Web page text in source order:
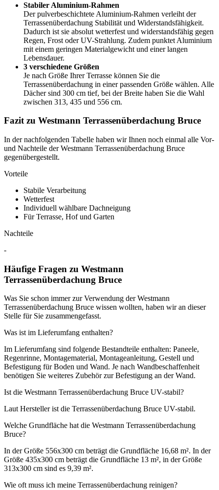
Stabiler Aluminium-Rahmen
Der pulverbeschichtete Aluminium-Rahmen verleiht der
Terrassenüberdachung Stabilität und Widerstandsfähigkeit.
Dadurch ist sie absolut wetterfest und widerstandsfähig gegen
Regen, Frost oder UV-Strahlung. Zudem punktet Aluminium
mit einem geringen Materialgewicht und einer langen
Lebensdauer.
3 verschiedene Größen
Je nach Größe Ihrer Terrasse können Sie die
Terrassenüberdachung in einer passenden Größe wählen. Alle
Dächer sind 300 cm tief, bei der Breite haben Sie die Wahl
zwischen 313, 435 und 556 cm.
Fazit zu Westmann Terrassenüberdachung Bruce
In der nachfolgenden Tabelle haben wir Ihnen noch einmal alle Vor-
und Nachteile der Westmann Terrassenüberdachung Bruce
gegenübergestellt.
Vorteile
Stabile Verarbeitung
Wetterfest
Individuell wählbare Dachneigung
Für Terrasse, Hof und Garten
Nachteile
-
Häufige Fragen zu Westmann
Terrassenüberdachung Bruce
Was Sie schon immer zur Verwendung der Westmann
Terrassenüberdachung Bruce wissen wollten, haben wir an dieser
Stelle für Sie zusammengefasst.
Was ist im Lieferumfang enthalten?
Im Lieferumfang sind folgende Bestandteile enthalten: Paneele,
Regenrinne, Montagematerial, Montageanleitung, Gestell und
Befestigung für Boden und Wand. Je nach Wandbeschaffenheit
benötigen Sie weiteres Zubehör zur Befestigung an der Wand.
Ist die Westmann Terrassenüberdachung Bruce UV-stabil?
Laut Hersteller ist die Terrassenüberdachung Bruce UV-stabil.
Welche Grundfläche hat die Westmann Terrassenüberdachung
Bruce?
In der Größe 556x300 cm beträgt die Grundfläche 16,68 m². In der
Größe 435x300 cm beträgt die Grundfläche 13 m², in der Größe
313x300 cm sind es 9,39 m².
Wie oft muss ich meine Terrassenüberdachung reinigen?